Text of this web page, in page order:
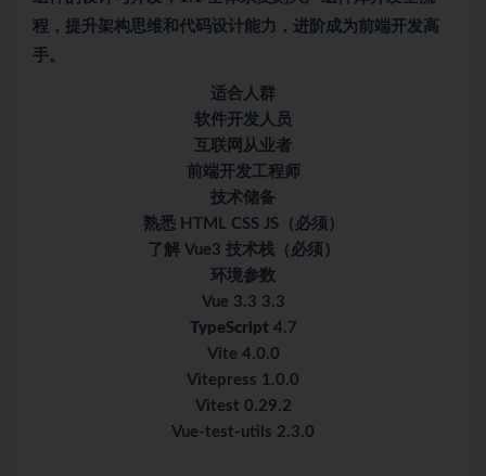
程，提升架构思维和代码设计能力，进阶成为前端开发高
手。
适合人群
软件开发人员
互联网从业者
前端开发工程师
技术储备
熟悉 HTML CSS JS（必须）
了解 Vue3 技术栈（必须）
环境参数
Vue 3.3 3.3
TypeScript 4.7
Vite 4.0.0
Vitepress 1.0.0
Vitest 0.29.2
Vue-test-utils 2.3.0